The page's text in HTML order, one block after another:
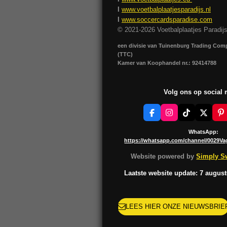
www.voetbalplaatjesparadijs.nl
www.soccercardsparadise.com
© 2021-2026 Voetbalplaatjes Paradijs
een divisie van Tuinenburg Trading
(TTC)
Kamer van Koophandel nr.: 92414788
Volg ons op social
F
a
e
b
o
o
I
n
t
a
g
r
m
T
k
T
o
k
X
P
i
t
e
r
e
t
WhatsApp:
https://whatsapp.com/channel/
Website powered bySimply
Laatste website update: 7
LEES HIER ONZE